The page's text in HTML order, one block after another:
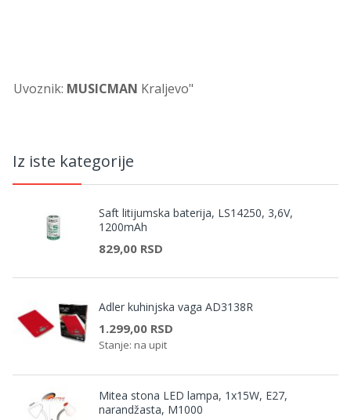
Uvoznik: MUSICMAN Kraljevo"
Iz iste kategorije
Saft litijumska baterija, LS14250, 3,6V,
1200mAh
829,00 RSD
Adler kuhinjska vaga AD3138R
1.299,00 RSD
Stanje: na upit
Mitea stona LED lampa, 1x15W, E27,
narandžasta, M1000